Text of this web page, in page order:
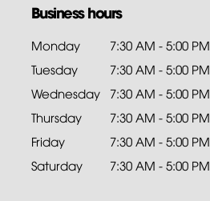
Business hours
Monday
7:30 AM - 5:00 PM
Tuesday
7:30 AM - 5:00 PM
Wednesday 7:30 AM - 5:00 PM
Thursday
7:30 AM - 5:00 PM
Friday
7:30 AM - 5:00 PM
Saturday
7:30 AM - 5:00 PM